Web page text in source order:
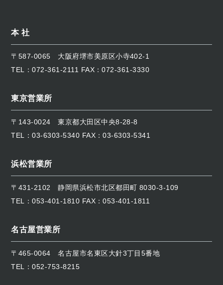
本 社
〒587-0065
大阪府堺市美原区小寺402-1
TEL：072-361-2111 FAX：072-361-3330
東京営業所
〒143-0024
東京都大田区中央8-28-8
TEL：03-6303-5340 FAX：03-6303-5341
浜松営業所
〒431-2102
静岡県浜松市北区都田町 8030-3-109
TEL：053-401-1810 FAX：053-401-1811
名古屋営業所
〒465-0064
名古屋市名東区大針3丁目5番地
TEL：052-753-8215